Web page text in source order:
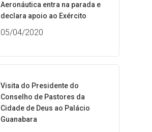
Aeronáutica entra na parada e
declara apoio ao Exército
05/04/2020
Visita do Presidente do
Conselho de Pastores da
Cidade de Deus ao Palácio
Guanabara